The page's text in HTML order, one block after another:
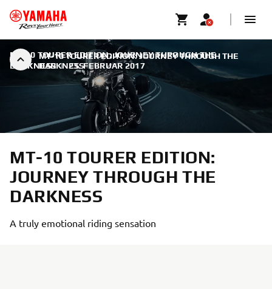
MT-10 TOURER EDITION: JOURNEY THROUGH THE
DARKNESS
MT-10 TOURER EDITION: JOURNEY THROUGH THE
DARKNESS | 23. FEBRUAR 2017
MT-10 TOURER EDITION:
JOURNEY THROUGH THE
DARKNESS
A truly emotional riding sensation